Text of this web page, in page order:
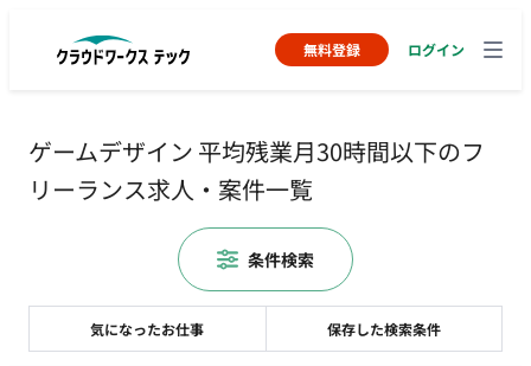
無料登録 ログイン
ゲームデザイン 平均残業月30時間以下のフ
リーランス求人・案件一覧
気になったお仕事 保存した検索条件
条件検索